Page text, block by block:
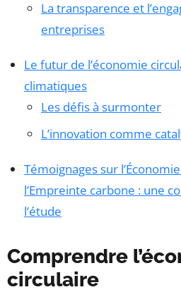
La transparence et
entreprises
Le futur de l’économie
climatiques
Les défis à surmonter
L’innovation comme
Témoignages sur
l’Empreinte carbone : une
l’étude
Comprendre
circulaire